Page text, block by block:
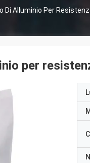
Di Alluminio Per
per